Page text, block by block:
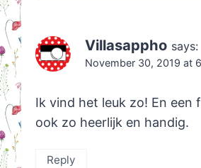
Villasappho says:
November 30, 2019 at
Ik vind het leuk zo! En een
ook zo heerlijk en handig.
Reply